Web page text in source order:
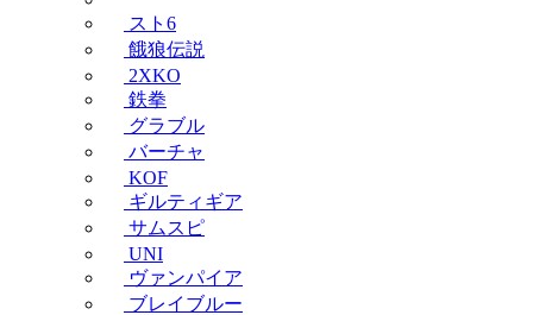
スト6
餓狼伝説
2XKO
鉄拳
グラブル
バーチャ
KOF
ギルティギア
サムスピ
UNI
ヴァンパイア
ブレイブルー